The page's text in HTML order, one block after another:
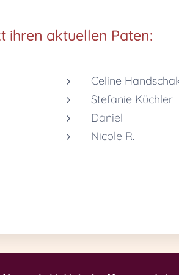
ihren aktuellen Paten:
Celine
Stefanie Küchler
Daniel
Nicole R.